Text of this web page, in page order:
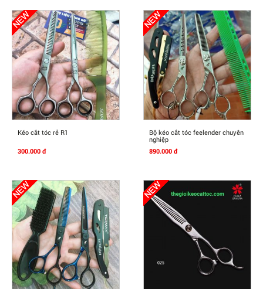
Mua Ngay
Kéo cắt tóc rẻ R1
300.000 đ
Mua Ngay
Bộ kéo cắt tóc feelender chuyên
nghiệp
890.000 đ